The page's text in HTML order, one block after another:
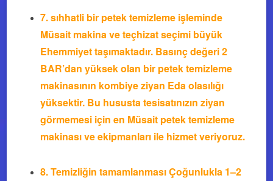
7.sıhhatli bir petek temizleme işleminde
Müsait makina ve teçhizat seçimi büyük
Ehemmiyet taşımaktadır. Basınç değeri 2
BAR’dan yüksek olan bir petek temizleme
makinasının kombiye ziyan Eda olasılığı
yüksektir. Bu hususta tesisatınızın ziyan
görmemesi için en Müsait petek temizleme
makinası ve ekipmanları ile hizmet veriyoruz.
8.Temizliğin tamamlanması Çoğunlukla 1–2